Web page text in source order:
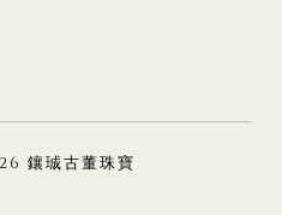
鑲珹古董珠寶